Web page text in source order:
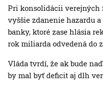
Pri konsolidácii
vyššie zdanenie hazardu
banky, ktoré zase hlásia
rok miliarda odvedená do
Vláda tvrdí, že ak bude
by mal byť deficit aj dlh